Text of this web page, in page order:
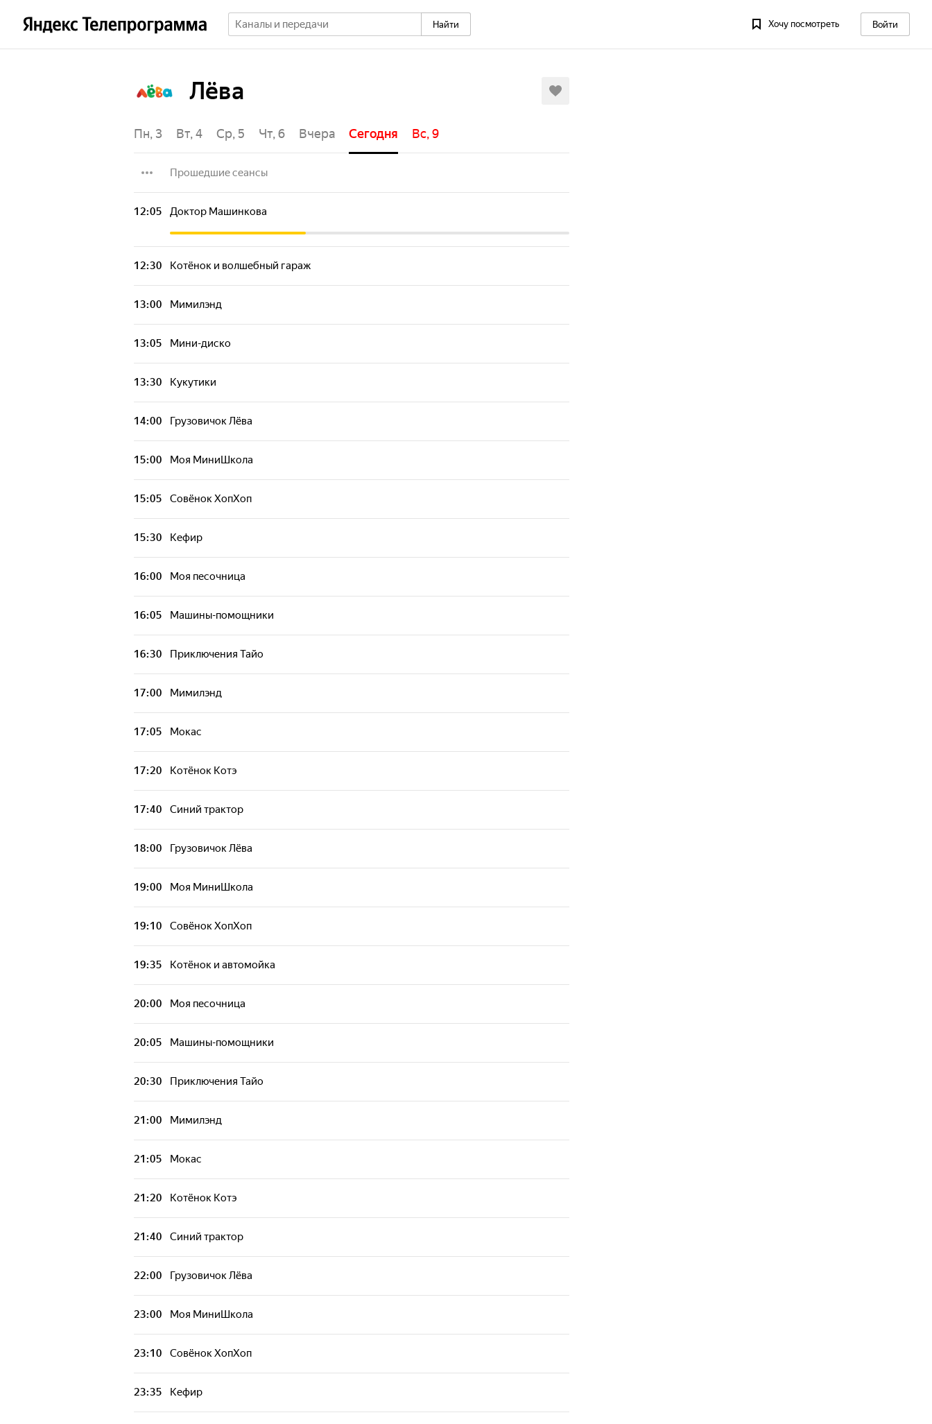
Найти Хочу посмотреть Войти
Лёва
Пн, 3 Вт, 4 Ср, 5 Чт, 6 Вчера Сегодня Вс, 9
Прошедшие сеансы
Мимилэнд
Мокас
Котёнок Котэ
Синий трактор
Грузовичок Лёва
Моя МиниШкола
Совёнок ХопХоп
Котёнок и автомойка
Моя песочница
Машины-помощники
Приключения Тайо
Мимилэнд
Мокас
Котёнок Котэ
Синий трактор
Грузовичок Лёва
Ой, сломалось!
Синий трактор
Школьный автобус Гордон
Как работают машины
12:05 Доктор Машинкова
12:30 Котёнок и волшебный гараж
13:00 Мимилэнд
13:05 Мини-диско
13:30 Кукутики
14:00 Грузовичок Лёва
15:00 Моя МиниШкола
15:05 Совёнок ХопХоп
15:30 Кефир
16:00 Моя песочница
16:05 Машины-помощники
16:30 Приключения Тайо
17:00 Мимилэнд
17:05 Мокас
17:20 Котёнок Котэ
17:40 Синий трактор
18:00 Грузовичок Лёва
19:00 Моя МиниШкола
19:10 Совёнок ХопХоп
19:35 Котёнок и автомойка
20:00 Моя песочница
20:05 Машины-помощники
20:30 Приключения Тайо
21:00 Мимилэнд
21:05 Мокас
21:20 Котёнок Котэ
21:40 Синий трактор
22:00 Грузовичок Лёва
23:00 Моя МиниШкола
23:10 Совёнок ХопХоп
23:35 Кефир